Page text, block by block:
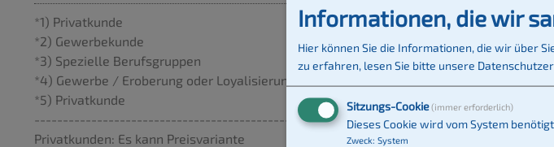
*1) Privatkunde
*2) Gewerbekunde
*3) Spezielle Berufsgruppen
*4) Gewerbe / Eroberung oder Loyalisierung
*5) Privatkunde
--------------------------------------------------------------------------------------
Privatkunden: Es kann Preisvariante
Informationen, die wir
Hier können Sie die Informationen, die wir über
zu erfahren, lesen Sie bitte unsere
Sitzungs-Cookie(immer erforderlich)
Dieses Cookie wird vom System
Zweck: System